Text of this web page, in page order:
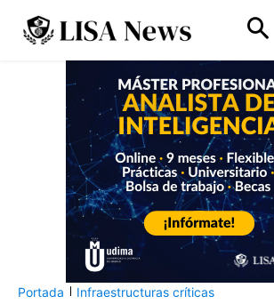
Portada Infraestructuras críticas